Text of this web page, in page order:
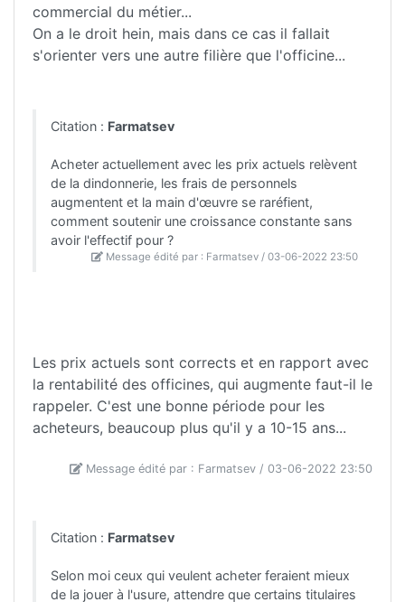
commercial du métier...
On a le droit hein, mais dans ce cas il fallait
s'orienter vers une autre filière que l'officine...
Citation : Farmatsev
Acheter actuellement avec les prix actuels relèvent
de la dindonnerie, les frais de personnels
augmentent et la main d'œuvre se raréfient,
comment soutenir une croissance constante sans
avoir l'effectif pour ?
Message édité par : Farmatsev / 03-06-2022 23:50
Les prix actuels sont corrects et en rapport avec
la rentabilité des officines, qui augmente faut-il le
rappeler. C'est une bonne période pour les
acheteurs, beaucoup plus qu'il y a 10-15 ans...
Message édité par : Farmatsev / 03-06-2022 23:50
Citation : Farmatsev
Selon moi ceux qui veulent acheter feraient mieux
de la jouer à l'usure, attendre que certains titulaires